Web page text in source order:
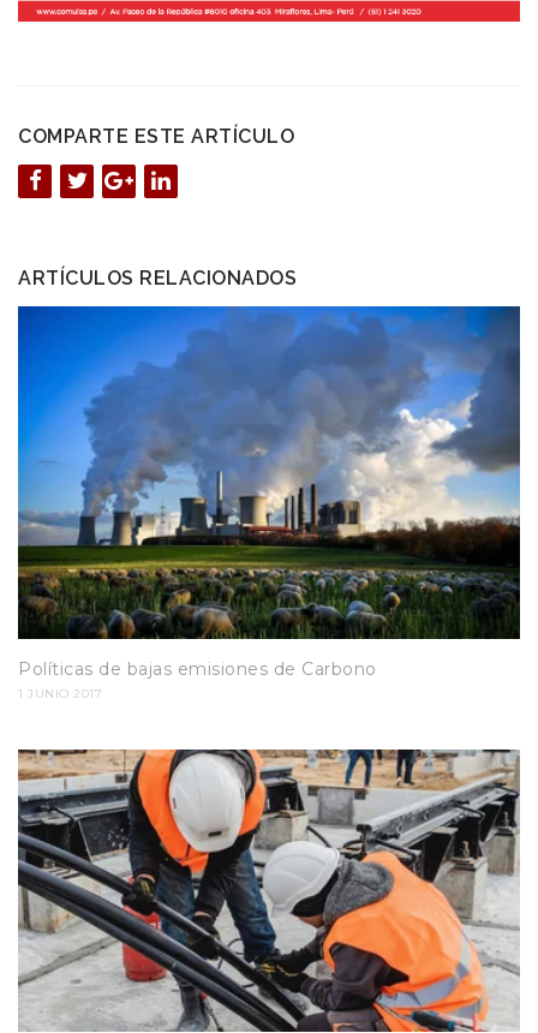
COMPARTE ESTE ARTÍCULO
ARTÍCULOS RELACIONADOS
Políticas de bajas emisiones de Carbono
1 JUNIO 2017